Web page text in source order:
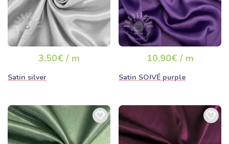
3,50€ / m
Satin silver
10,90€ / m
Satin SOIVÉ purple